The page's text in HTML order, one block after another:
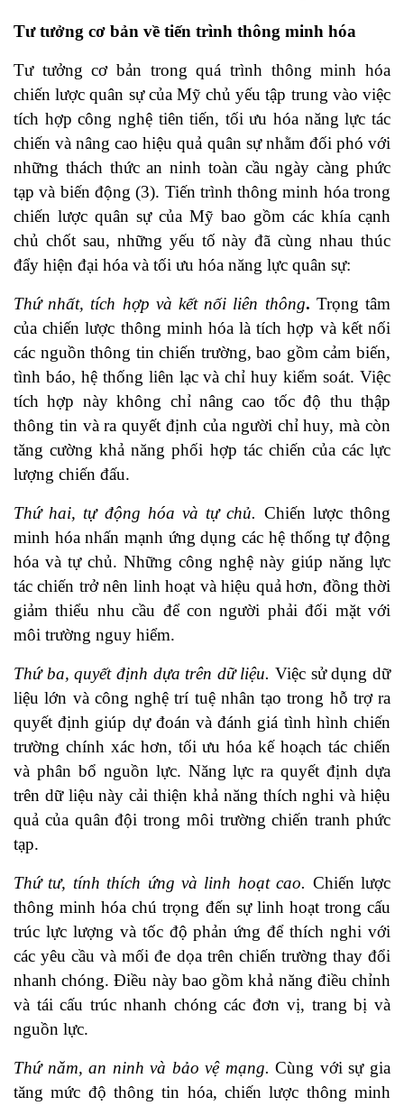
Tư tưởng cơ bản về tiến trình thông minh hóa
Tư tưởng cơ bản trong quá trình thông minh hóa
chiến lược quân sự của Mỹ chủ yếu tập trung vào việc
tích hợp công nghệ tiên tiến, tối ưu hóa năng lực tác
chiến và nâng cao hiệu quả quân sự nhằm đối phó với
những thách thức an ninh toàn cầu ngày càng phức
tạp và biến động (3). Tiến trình thông minh hóa trong
chiến lược quân sự của Mỹ bao gồm các khía cạnh
chủ chốt sau, những yếu tố này đã cùng nhau thúc
đẩy hiện đại hóa và tối ưu hóa năng lực quân sự:
Thứ nhất, tích hợp và kết nối liên thông. Trọng tâm
của chiến lược thông minh hóa là tích hợp và kết nối
các nguồn thông tin chiến trường, bao gồm cảm biến,
tình báo, hệ thống liên lạc và chỉ huy kiểm soát. Việc
tích hợp này không chỉ nâng cao tốc độ thu thập
thông tin và ra quyết định của người chỉ huy, mà còn
tăng cường khả năng phối hợp tác chiến của các lực
lượng chiến đấu.
Thứ hai, tự động hóa và tự chủ. Chiến lược thông
minh hóa nhấn mạnh ứng dụng các hệ thống tự động
hóa và tự chủ. Những công nghệ này giúp năng lực
tác chiến trở nên linh hoạt và hiệu quả hơn, đồng thời
giảm thiểu nhu cầu để con người phải đối mặt với
môi trường nguy hiểm.
Thứ ba, quyết định dựa trên dữ liệu. Việc sử dụng dữ
liệu lớn và công nghệ trí tuệ nhân tạo trong hỗ trợ ra
quyết định giúp dự đoán và đánh giá tình hình chiến
trường chính xác hơn, tối ưu hóa kế hoạch tác chiến
và phân bổ nguồn lực. Năng lực ra quyết định dựa
trên dữ liệu này cải thiện khả năng thích nghi và hiệu
quả của quân đội trong môi trường chiến tranh phức
tạp.
Thứ tư, tính thích ứng và linh hoạt cao. Chiến lược
thông minh hóa chú trọng đến sự linh hoạt trong cấu
trúc lực lượng và tốc độ phản ứng để thích nghi với
các yêu cầu và mối đe dọa trên chiến trường thay đổi
nhanh chóng. Điều này bao gồm khả năng điều chỉnh
và tái cấu trúc nhanh chóng các đơn vị, trang bị và
nguồn lực.
Thứ năm, an ninh và bảo vệ mạng. Cùng với sự gia
tăng mức độ thông tin hóa, chiến lược thông minh